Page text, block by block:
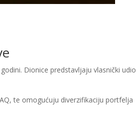
Dionice predstavljaju vlasnički udio
te omogućuju diverzifikaciju portfelja